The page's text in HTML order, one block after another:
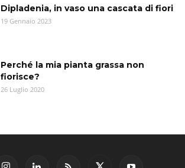
Dipladenia, in vaso una cascata di fiori
19 Gennaio 2023
Perché la mia pianta grassa non
fiorisce?
26 Luglio 2020